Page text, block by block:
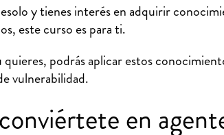
y tienes interés en adquirir
este curso es para ti.
podrás aplicar estos
vulnerabilidad.
en